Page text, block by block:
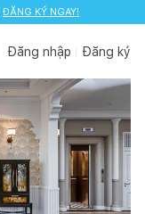
ĐĂNG KÝ NGAY!
Đăng nhập Đăng ký